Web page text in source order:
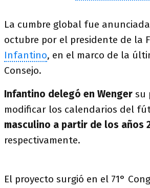
La cumbre global fue
octubre por el presidente de la
Infantino, en el marco de la
Consejo.
Infantino delegó en Wenger su
modificar los calendarios del
masculino a partir de los años
respectivamente.
El proyecto surgió en el 71°